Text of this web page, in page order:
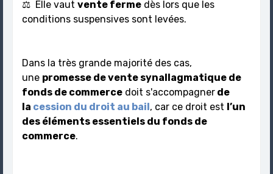
⚖️ Elle vaut vente ferme dès lors que les
conditions suspensives sont levées.
Dans la très grande majorité des cas,
une promesse de vente synallagmatique de
fonds de commerce doit s'accompagner de
la cession du droit au bail, car ce droit est l’un
des éléments essentiels du fonds de
commerce.